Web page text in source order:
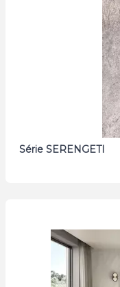
Série SERENGETI